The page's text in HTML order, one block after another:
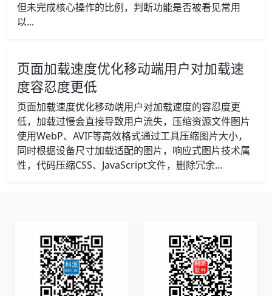
但未完成核心操作的比例，判断功能是否被看见常用
以...
页面加载速度优化移动端用户对加载速
度容忍度更低
页面加载速度优化移动端用户对加载速度的容忍度更
低，加载过慢会直接导致用户流失，压缩资源文件图片
使用WebP、AVIF等高效格式通过工具压缩图片大小，
同时根据设备尺寸加载适配的图片，响应式图片技术属
性，代码压缩CSS、JavaScript文件，删除冗余...